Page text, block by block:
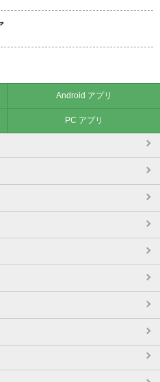
Android アプリ
PC アプリ